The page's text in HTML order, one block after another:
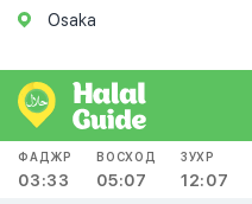
Osaka
ФАДЖР
03:33
ВОСХОД
05:07
ЗУХР
12:07